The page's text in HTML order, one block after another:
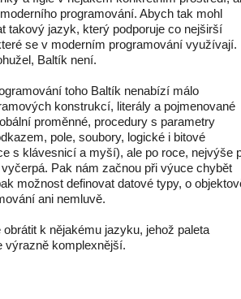
programování. Abych tak mohl
takový jazyk, který podporuje co nejširší
se v moderním programování využívají.
Baltík není.
toho Baltík nenabízí málo
konstrukcí, literály a pojmenované
proměnné, procedury s parametry
pole, soubory, logické i bitové
s klávesnicí a myší), ale po roce, nejvýše
Pak nám začnou při výuce chybět
možnost definovat datové typy, o
ani nemluvě.
k nějakému jazyku, jehož paleta
výrazně komplexnější.